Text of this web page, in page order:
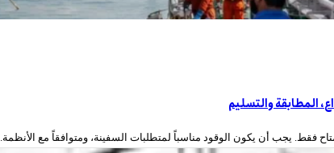
المطابقة والتسليم
فقط. يجب أن يكون الوقود مناسباً لمتطلبات السفينة، ومتوافقاً مع الأنظمة...